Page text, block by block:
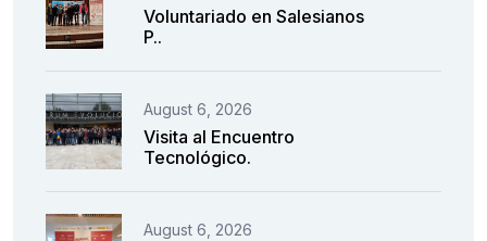
Voluntariado en Salesianos
P..
August 6, 2026
Visita al Encuentro
Tecnológico.
August 6, 2026